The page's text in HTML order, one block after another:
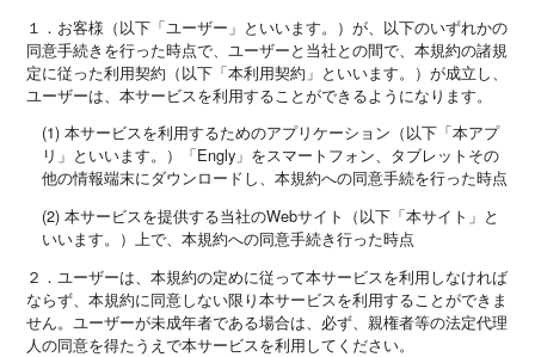
１．お客様（以下「ユーザー」といいます。）が、以下のいずれかの
同意手続きを行った時点で、ユーザーと当社との間で、本規約の諸規
定に従った利用契約（以下「本利用契約」といいます。）が成立し、
ユーザーは、本サービスを利用することができるようになります。
(1) 本サービスを利用するためのアプリケーション（以下「本アプ
リ」といいます。）「Engly」をスマートフォン、タブレットその
他の情報端末にダウンロードし、本規約への同意手続を行った時点
(2) 本サービスを提供する当社のWebサイト（以下「本サイト」と
いいます。）上で、本規約への同意手続き行った時点
２．ユーザーは、本規約の定めに従って本サービスを利用しなければ
ならず、本規約に同意しない限り本サービスを利用することができま
せん。ユーザーが未成年者である場合は、必ず、親権者等の法定代理
人の同意を得たうえで本サービスを利用してください。